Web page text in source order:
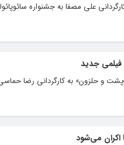
علی مصفا به جشنواره
فیلمی جدید
و حلزون» به کارگردانی رضا
اکران می‌شود